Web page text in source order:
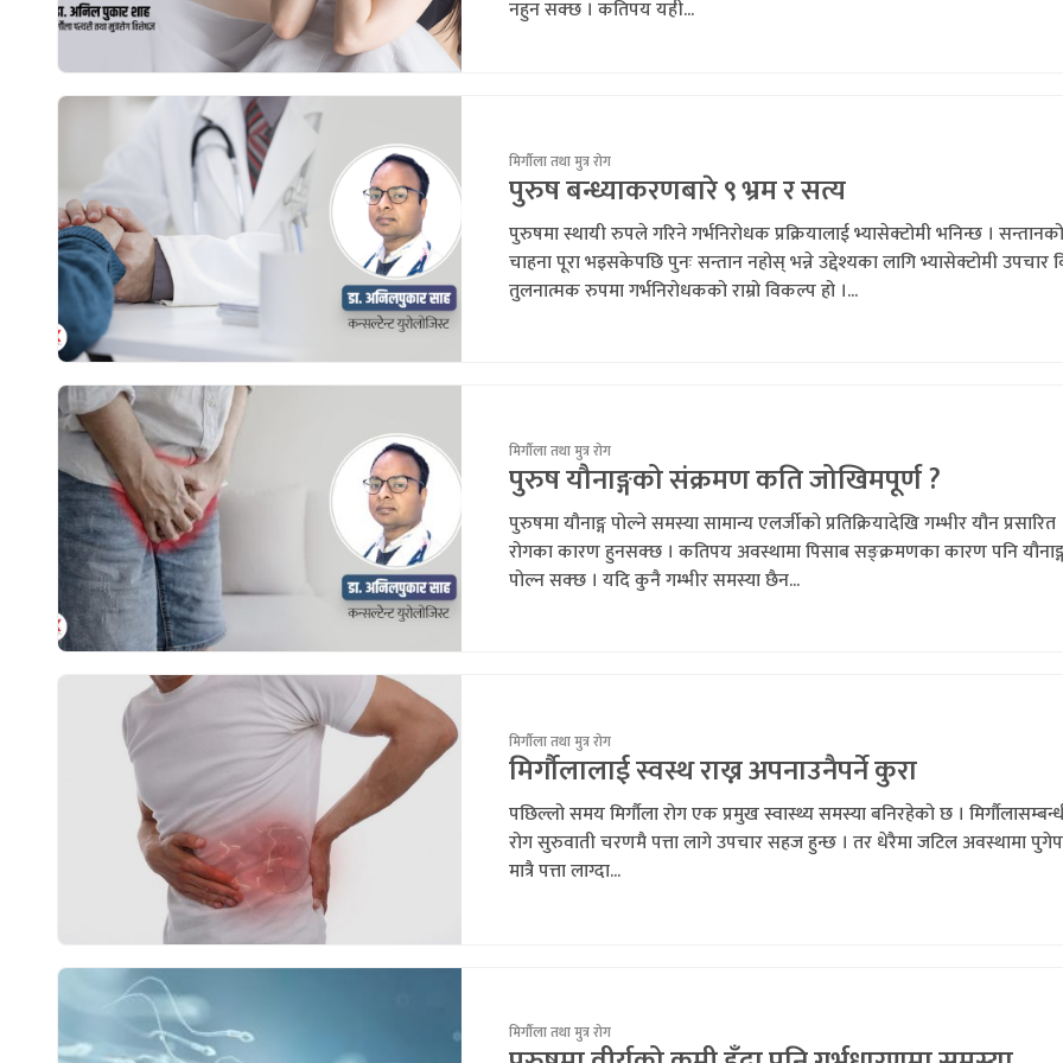
नहुन सक्छ । कतिपय यही...
मिर्गौला तथा मुत्र रोग
पुरुष बन्ध्याकरणबारे ९ भ्रम र सत्य
पुरुषमा स्थायी रुपले गरिने गर्भनिरोधक प्रक्रियालाई भ्यासेक्टोमी भनिन्छ । सन्तानको
चाहना पूरा भइसकेपछि पुनः सन्तान नहोस् भन्ने उद्देश्यका लागि भ्यासेक्टोमी उपचार
तुलनात्मक रुपमा गर्भनिरोधकको राम्रो विकल्प हो ।...
मिर्गौला तथा मुत्र रोग
पुरुष यौनाङ्गको संक्रमण कति जोखिमपूर्ण ?
पुरुषमा यौनाङ्ग पोल्ने समस्या सामान्य एलर्जीको प्रतिक्रियादेखि गम्भीर यौन प्रसारित
रोगका कारण हुनसक्छ । कतिपय अवस्थामा पिसाब सङ्क्रमणका कारण पनि
पोल्न सक्छ । यदि कुनै गम्भीर समस्या छैन...
मिर्गौला तथा मुत्र रोग
मिर्गौलालाई स्वस्थ राख्न अपनाउनैपर्ने कुरा
पछिल्लो समय मिर्गौला रोग एक प्रमुख स्वास्थ्य समस्या बनिरहेको छ ।
रोग सुरुवाती चरणमै पत्ता लागे उपचार सहज हुन्छ । तर धेरैमा जटिल अवस्थामा
मात्रै पत्ता लाग्दा...
मिर्गौला तथा मुत्र रोग